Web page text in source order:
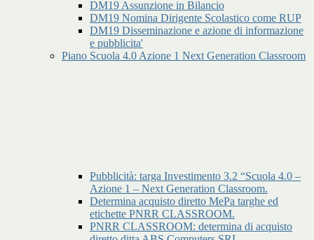
DM19 Assunzione in Bilancio
DM19 Nomina Dirigente Scolastico come RUP
DM19 Disseminazione e azione di informazione
e pubblicita'
Piano Scuola 4.0 Azione 1 Next Generation Classroom
Pubblicità: targa Investimento 3.2 “Scuola 4.0 –
Azione 1 – Next Generation Classroom.
Determina acquisto diretto MePa targhe ed
etichette PNRR CLASSROOM.
PNRR CLASSROOM: determina di acquisto